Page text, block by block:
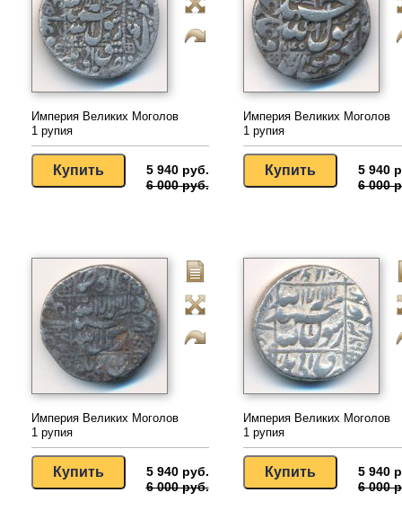
Империя Великих Моголов
1 рупия
5 940 руб.
6 000 руб.
Империя Великих Моголов
1 рупия
5 940
6 000
Империя Великих Моголов
1 рупия
5 940 руб.
6 000 руб.
Империя Великих Моголов
1 рупия
5 940
6 000